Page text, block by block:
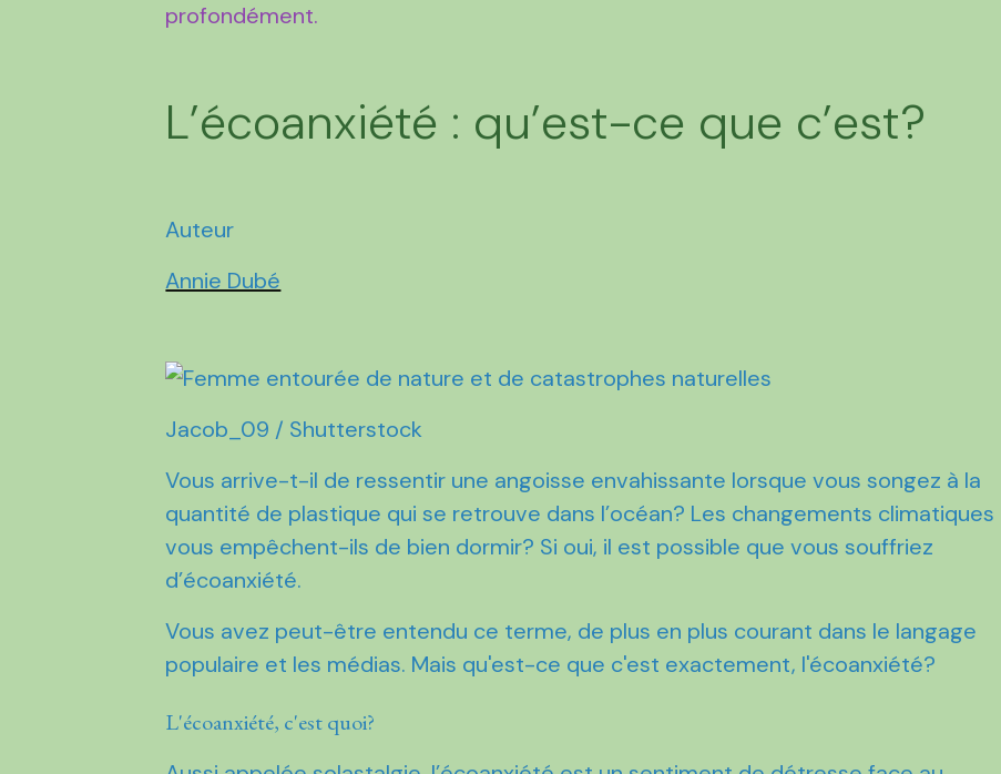
profondément.
L’écoanxiété : qu’est-ce que c’est?
Auteur
Annie Dubé
Jacob_09 / Shutterstock
Vous arrive-t-il de ressentir une angoisse envahissante lorsque vous songez à la
quantité de plastique qui se retrouve dans l’océan? Les changements climatiques
vous empêchent-ils de bien dormir? Si oui, il est possible que vous souffriez
d’écoanxiété.
Vous avez peut-être entendu ce terme, de plus en plus courant dans le langage
populaire et les médias. Mais qu'est-ce que c'est exactement, l'écoanxiété?
L'écoanxiété, c'est quoi?